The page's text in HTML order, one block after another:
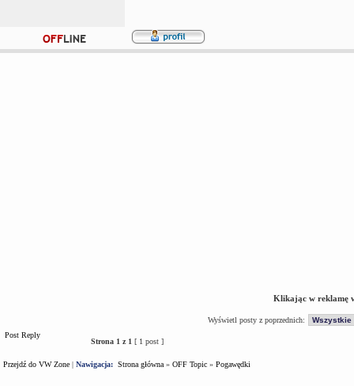
Klikając w reklamę
Wyświetl posty z poprzednich:
Post Reply
Strona 1 z 1 [ 1 post ]
Przejdź do VW Zone | Nawigacja: Strona główna » OFF Topic » Pogawędki